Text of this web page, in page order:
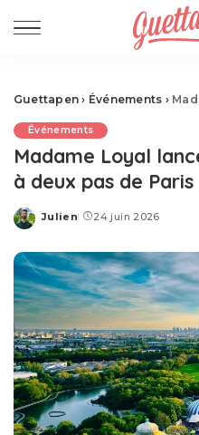
Guettapen › Événements ›
Événements
Madame Loyal
à deux pas de Paris
Posted
Julien 24 juin 2026